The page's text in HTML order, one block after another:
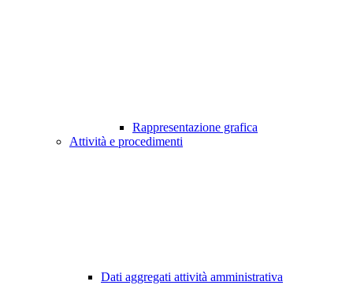
Rappresentazione grafica
Attività e procedimenti
Dati aggregati attività amministrativa